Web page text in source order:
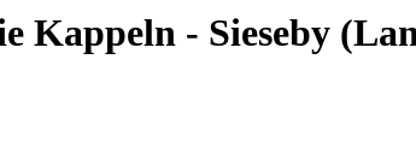
Kappeln - Sieseby